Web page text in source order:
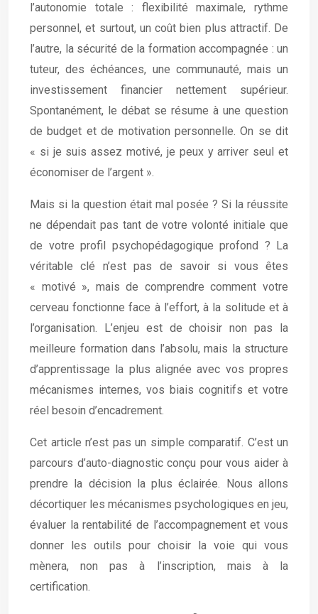
l’autonomie totale : flexibilité maximale, rythme
personnel, et surtout, un coût bien plus attractif. De
l’autre, la sécurité de la formation accompagnée : un
tuteur, des échéances, une communauté, mais un
investissement financier nettement supérieur.
Spontanément, le débat se résume à une question
de budget et de motivation personnelle. On se dit
« si je suis assez motivé, je peux y arriver seul et
économiser de l’argent ».
Mais si la question était mal posée ? Si la réussite
ne dépendait pas tant de votre volonté initiale que
de votre profil psychopédagogique profond ? La
véritable clé n’est pas de savoir si vous êtes
« motivé », mais de comprendre comment votre
cerveau fonctionne face à l’effort, à la solitude et à
l’organisation. L’enjeu est de choisir non pas la
meilleure formation dans l’absolu, mais la structure
d’apprentissage la plus alignée avec vos propres
mécanismes internes, vos biais cognitifs et votre
réel besoin d’encadrement.
Cet article n’est pas un simple comparatif. C’est un
parcours d’auto-diagnostic conçu pour vous aider à
prendre la décision la plus éclairée. Nous allons
décortiquer les mécanismes psychologiques en jeu,
évaluer la rentabilité de l’accompagnement et vous
donner les outils pour choisir la voie qui vous
mènera, non pas à l’inscription, mais à la
certification.